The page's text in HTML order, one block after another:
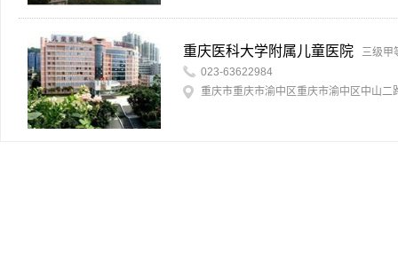
重庆医科大学附属儿童医院
三级甲
023-63622984
重庆市重庆市渝中区重庆市渝中区中山二